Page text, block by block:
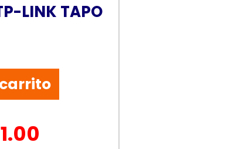
LINK TAPO